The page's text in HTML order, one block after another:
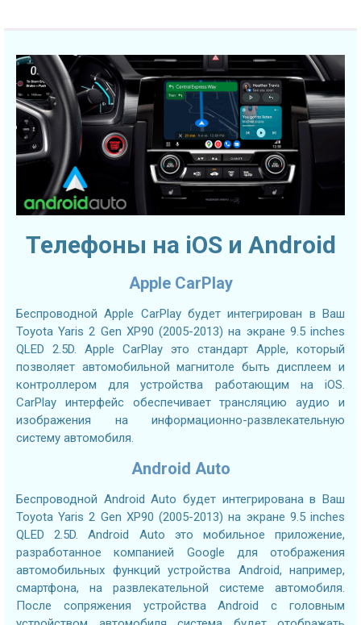
Телефоны на iOS и Android
Apple CarPlay
Беспроводной Apple CarPlay будет интегрирован в Ваш
Toyota Yaris 2 Gen XP90 (2005-2013) на экране 9.5 inches
QLED 2.5D. Apple CarPlay это стандарт Apple, который
позволяет автомобильной магнитоле быть дисплеем и
контроллером для устройства работающим на iOS.
CarPlay интерфейс обеспечивает трансляцию аудио и
изображения на информационно-развлекательную
систему автомобиля.
Android Auto
Беспроводной Android Auto будет интегрирована в Ваш
Toyota Yaris 2 Gen XP90 (2005-2013) на экране 9.5 inches
QLED 2.5D. Android Auto это мобильное приложение,
разработанное компанией Google для отображения
автомобильных функций устройства Android, например,
смартфона, на развлекательной системе автомобиля.
После сопряжения устройства Android с головным